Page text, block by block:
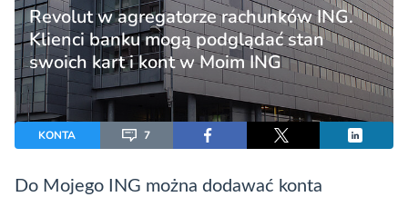
Revolut w agregatorze rachunków ING.
Klienci banku mogą podglądać stan
swoich kart i kont w Moim ING
KONTA 7
Do Mojego ING można dodawać konta